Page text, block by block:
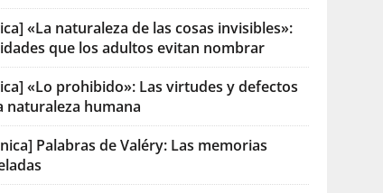
«La naturaleza de las cosas invisibles»:
que los adultos evitan nombrar
«Lo prohibido»: Las virtudes y defectos
naturaleza humana
Palabras de Valéry: Las memorias